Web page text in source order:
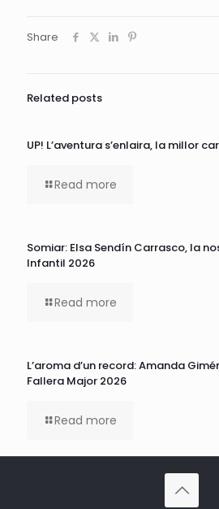
Share
Related posts
UP! L’aventura s’enlaira, la millor
Read more
Somiar: Elsa Sendín Carrasco, la
Infantil 2026
Read more
L’aroma d’un record: Amanda
Fallera Major 2026
Read more